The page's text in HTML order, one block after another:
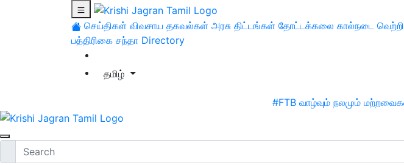
செய்திகள் விவசாய தகவல்கள் அரசு திட்டங்கள் தோட்டக்கலை கால்நடை
பத்திரிகை சந்தா Directory
தமிழ்
#FTB வாழ்வும் நலமும்